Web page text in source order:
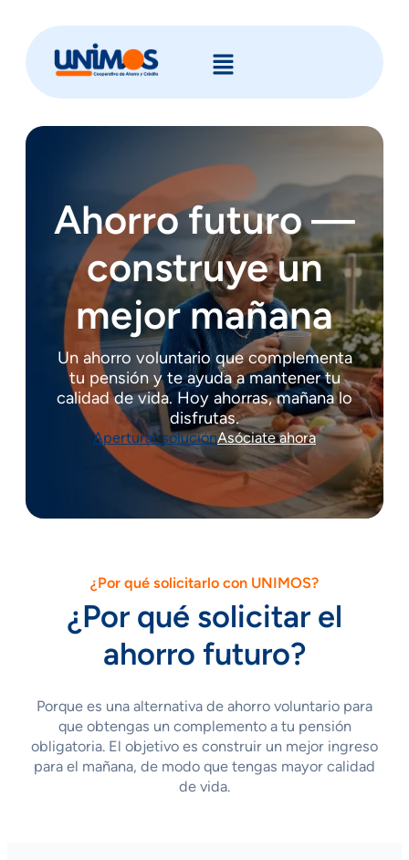
Ahorro futuro —
construye un
mejor mañana
Un ahorro voluntario que complementa
tu pensión y te ayuda a mantener tu
calidad de vida. Hoy ahorras, mañana lo
disfrutas.
Aperturar soluciónAsóciate ahora
¿Por qué solicitarlo con UNIMOS?
¿Por qué solicitar el
ahorro futuro?
Porque es una alternativa de ahorro voluntario para
que obtengas un complemento a tu pensión
obligatoria. El objetivo es construir un mejor ingreso
para el mañana, de modo que tengas mayor calidad
de vida.